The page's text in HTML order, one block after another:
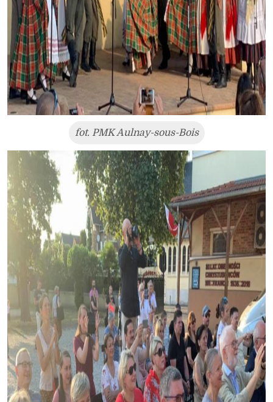
fot. PMK Aulnay-sous-Bois